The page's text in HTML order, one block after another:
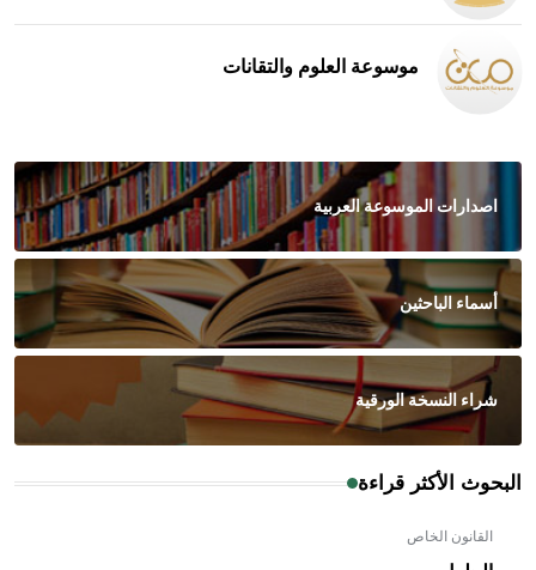
موسوعة العلوم والتقانات
اصدارات الموسوعة العربية
أسماء الباحثين
شراء النسخة الورقية
البحوث الأكثر قراءة
القانون الخاص